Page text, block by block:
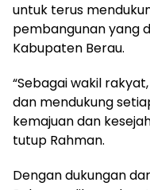
untuk terus
pembangunan yang
Kabupaten Berau.
“Sebagai wakil
dan mendukung
kemajuan dan
tutup Rahman.
Dengan dukungan